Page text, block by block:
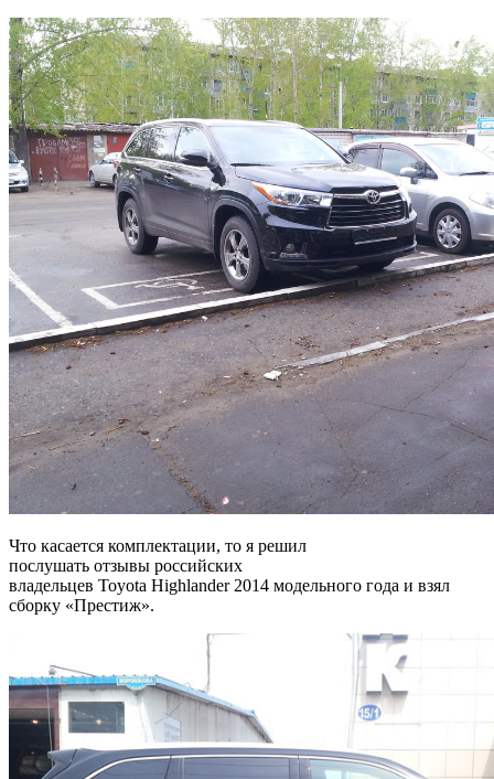
Что касается комплектации, то я решил
послушать отзывы российских
владельцев Toyota Highlander 2014 модельного года и взял
сборку «Престиж».